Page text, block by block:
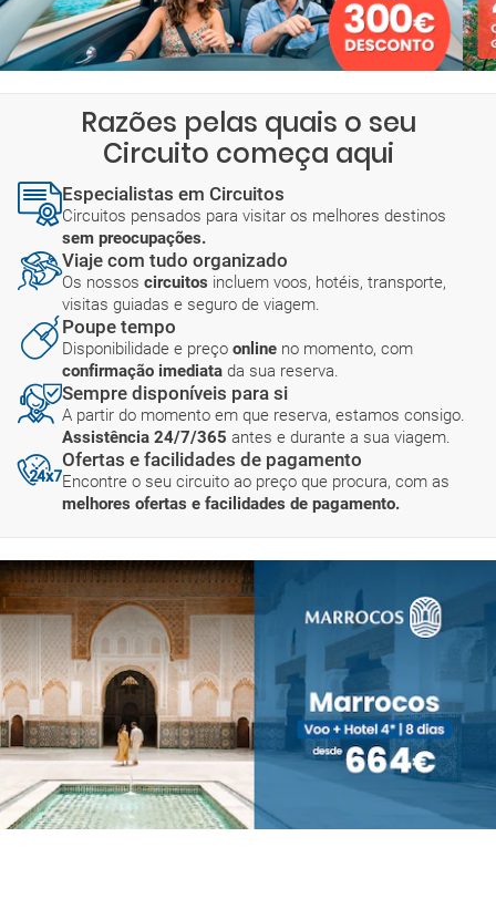
Razões pelas quais o seu
Circuito começa aqui
Especialistas em Circuitos
Circuitos pensados para visitar os melhores destinos
sem preocupações.
Viaje com tudo organizado
Os nossos circuitos incluem voos, hotéis, transporte,
visitas guiadas e seguro de viagem.
Poupe tempo
Disponibilidade e preço online no momento, com
confirmação imediata da sua reserva.
Sempre disponíveis para si
A partir do momento em que reserva, estamos consigo.
Assistência 24/7/365 antes e durante a sua viagem.
Ofertas e facilidades de pagamento
Encontre o seu circuito ao preço que procura, com as
melhores ofertas e facilidades de pagamento.